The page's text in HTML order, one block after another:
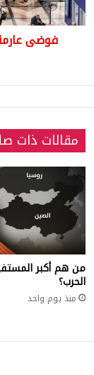
فوضى
مقالات ذات
من هم أكبر
الحرب؟
منذ يوم واحد